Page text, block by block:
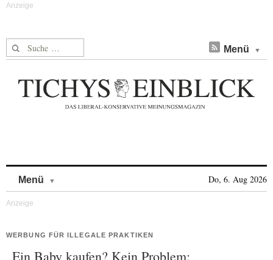
Suche nach: Menü
Menü Do, 6. Aug 2026
WERBUNG FÜR ILLEGALE PRAKTIKEN
Ein Baby kaufen? Kein Problem: